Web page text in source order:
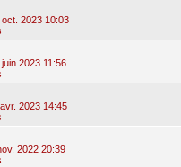
oct. 2023 10:03
2023 11:56
2023 14:45
2022 20:39